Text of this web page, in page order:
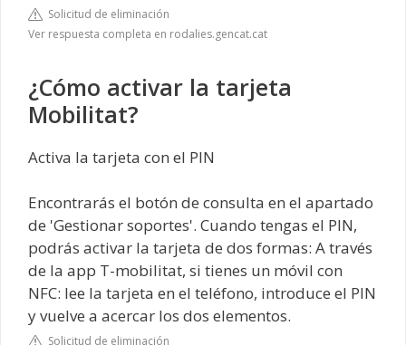
Solicitud de eliminación
Ver respuesta completa en rodalies.gencat.cat
¿Cómo activar la tarjeta
Mobilitat?
Activa la tarjeta con el PIN
Encontrarás el botón de consulta en el apartado
de 'Gestionar soportes'. Cuando tengas el PIN,
podrás activar la tarjeta de dos formas: A través
de la app T-mobilitat, si tienes un móvil con
NFC: lee la tarjeta en el teléfono, introduce el PIN
y vuelve a acercar los dos elementos.
Solicitud de eliminación